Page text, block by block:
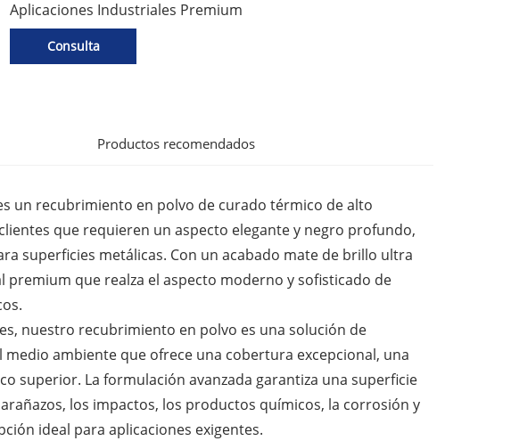
Aplicaciones Industriales Premium
Consulta
Productos recomendados
un recubrimiento en polvo de curado térmico de alto
que requieren un aspecto elegante y negro profundo,
superficies metálicas. Con un acabado mate de brillo ultra
que realza el aspecto moderno y sofisticado de
nuestro recubrimiento en polvo es una solución de
ambiente que ofrece una cobertura excepcional, una
superior. La formulación avanzada garantiza una superficie
los impactos, los productos químicos, la corrosión y
ideal para aplicaciones exigentes.